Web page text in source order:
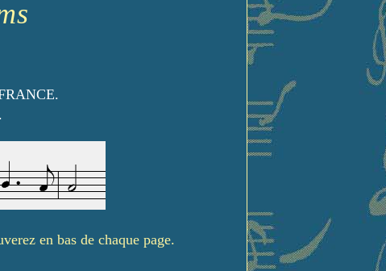
en bas de chaque page.